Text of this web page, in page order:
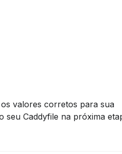
valores corretos para sua
seu Caddyfile na próxima